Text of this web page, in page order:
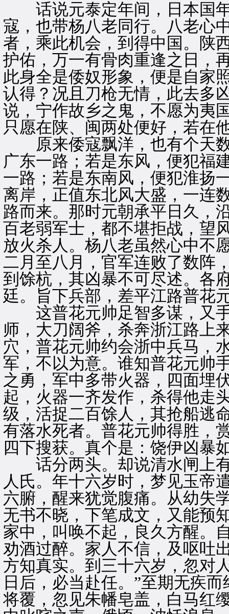
话说元泰定年间，日本国年
寇，也带杨八老同行。八老心
者，乘此机会，到得中国。陕
护佑，万一有骨肉重逢之日，
此身全是倭奴形象，便是自家
认得？况且刀枪无情，此去多
说，宁作故乡之鬼，不愿为夷
只愿在陕、闽两处便好，若在
原来倭寇飘洋，也有个天数
广东一路；若是东风，便犯福
一路；若是东南风，便犯淮扬
离岸，正值东北风大盛，一连
路而来。那时元朝承平日久，
百老弱军士，都不堪拒战，望
放火杀人。杨八老虽然心中不
二月至八月，官军连败了数阵
到馀杭，其凶暴不可尽述。各
廷。旨下兵部，差平江路普花
这普花元帅足智多谋，又手
师，大刀阔斧，杀奔浙江路上
穴，普花元帅约会浙中兵马，
军，不以为意。谁知普花元帅
之勇，军中多带火器，四面埋
起，火器一齐发作，杀得他走
级，活捉二百馀人，其抢船逃
有落水死者。普花元帅得胜，
四下搜获。真个是：饶伊凶暴
话分两头。却说清水闸上有
人氏。年十六岁时，梦见玉帝
六腑，醒来犹觉腹痛。从幼失
无书不晓，下笔成文，又能预
家中，叫唤不起，良久方醒。
劝酒过醉。家人不信，及呕吐
方知真实。到三十六岁，忽对
日后，必当赴任。”至期无疾
将覆，忽见朱幡皂盖，白马红